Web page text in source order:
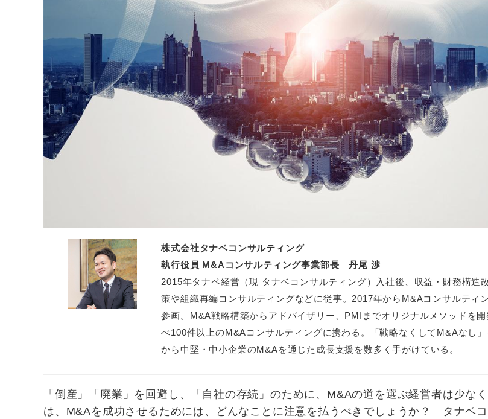
株式会社タナベコンサルティング
執行役員 M&Aコンサルティング事業部長 丹尾 渉
2015年タナベ経営（現 タナベコンサルティング）入社後、収益・財務構造
策や組織再編コンサルティングなどに従事。2017年からM&Aコンサルティ
参画。M&A戦略構築からアドバイザリー、PMIまでオリジナルメソッドを
べ100件以上のM&Aコンサルティングに携わる。「戦略なくしてM&Aなし
から中堅・中小企業のM&Aを通じた成長支援を数多く手がけている。
「倒産」「廃業」を回避し、「自社の存続」のために、M&Aの道を選ぶ経営者は少な
は、M&Aを成功させるためには、どんなことに注意を払うべきでしょうか？ タナベ